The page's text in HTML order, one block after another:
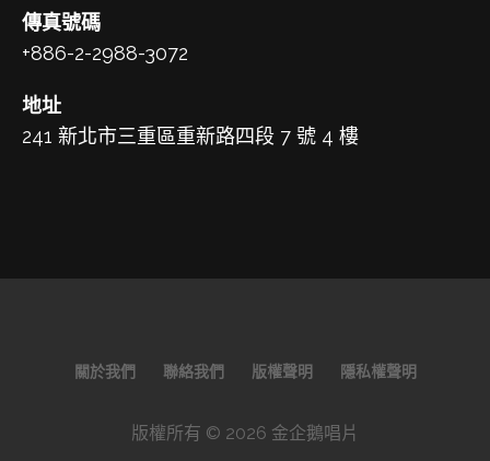
傳真號碼
+886-2-2988-3072
地址
241 新北市三重區重新路四段 7 號 4 樓
關於我們 聯絡我們 版權聲明 隱私權聲明
版權所有 © 2026 金企鵝唱片